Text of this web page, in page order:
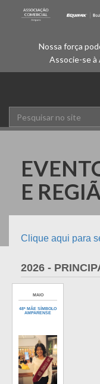
Nossa força
Associe-se à
E
Clique aqui para
2026 -
MAIO
48ª MÃE SÍMBOLO
AMPARENSE